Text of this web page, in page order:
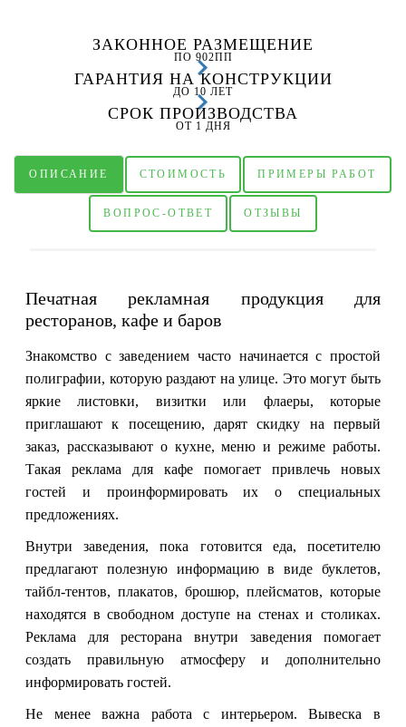
ЗАКОННОЕ РАЗМЕЩЕНИЕ
ПО 902ПП
ГАРАНТИЯ НА КОНСТРУКЦИИ
ДО 10 ЛЕТ
СРОК ПРОИЗВОДСТВА
ОТ 1 ДНЯ
ОПИСАНИЕ СТОИМОСТЬ ПРИМЕРЫ РАБОТ
ВОПРОС-ОТВЕТ ОТЗЫВЫ
Печатная рекламная продукция для
ресторанов, кафе и баров
Знакомство с заведением часто начинается с простой
полиграфии, которую раздают на улице. Это могут быть
яркие листовки, визитки или флаеры, которые
приглашают к посещению, дарят скидку на первый
заказ, рассказывают о кухне, меню и режиме работы.
Такая реклама для кафе помогает привлечь новых
гостей и проинформировать их о специальных
предложениях.
Внутри заведения, пока готовится еда, посетителю
предлагают полезную информацию в виде буклетов,
тайбл-тентов, плакатов, брошюр, плейсматов, которые
находятся в свободном доступе на стенах и столиках.
Реклама для ресторана внутри заведения помогает
создать правильную атмосферу и дополнительно
информировать гостей.
Не менее важна работа с интерьером. Вывеска в